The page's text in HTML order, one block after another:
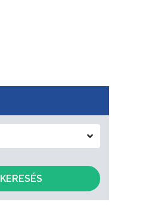
KERESÉS